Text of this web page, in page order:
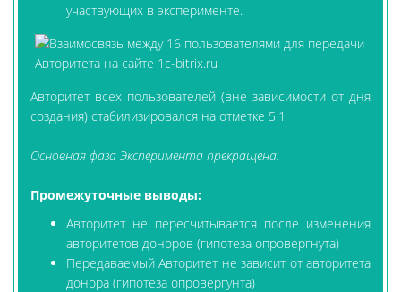
участвующих в эксперименте.
Авторитет всех пользователей (вне зависимости от дня
создания) стабилизировался на отметке 5.1
Основная фаза Эксперимента прекращена.
Промежуточные выводы:
Авторитет не пересчитывается после изменения
авторитетов доноров (гипотеза опровергнута)
Передаваемый Авторитет не зависит от авторитета
донора (гипотеза опровергунта)